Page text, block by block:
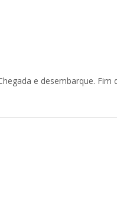
e desembarque. Fim